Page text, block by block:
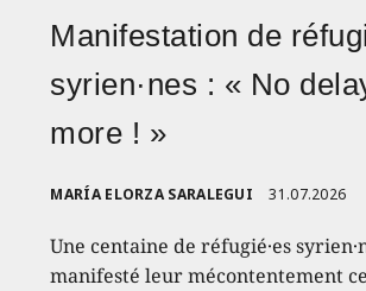
Manifestation de
syrien·nes : « No
more ! »
MARÍA ELORZA SARALEGUI 31.07.2026
Une centaine de réfugié·es
manifesté leur mécontentement